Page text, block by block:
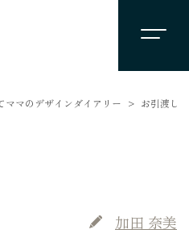
ママのデザインダイアリー お引渡し
加田 奈美